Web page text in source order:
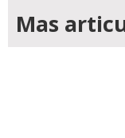
Mas